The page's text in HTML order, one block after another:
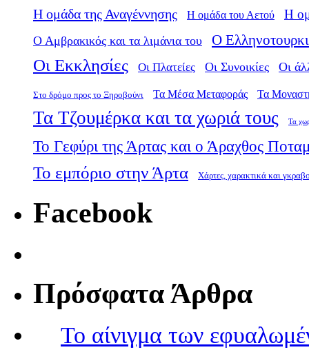
Η ομάδα της Αναγέννησης Η ομάδα του Αετού Η
Ο Αμβρακικός και τα λιμάνια του Ο
Οι Εκκλησίες Οι Πλατείες Οι Συνοικίες Οι
Στο δρόμο προς το Ξηροβούνι Τα Μέσα Μεταφοράς Τα
Τα Τζουμέρκα και τα χωριά τους Τα
Το Γεφύρι της Άρτας και ο Άραχθος
Το εμπόριο στην Άρτα Χάρτες, χαρακτικά και
Facebook
Πρόσφατα Άρθρα
Το αίνιγμα των